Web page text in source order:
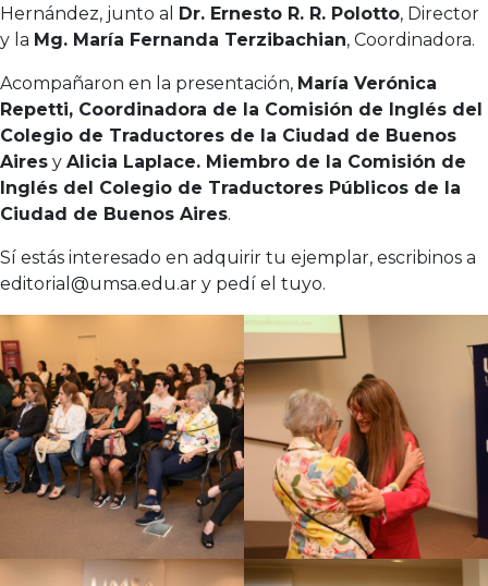
Hernández, junto al Dr. Ernesto R. R. Polotto, Director
y la Mg. María Fernanda Terzibachian, Coordinadora.
Acompañaron en la presentación, María Verónica
Repetti, Coordinadora de la Comisión de Inglés del
Colegio de Traductores de la Ciudad de Buenos
Aires y Alicia Laplace. Miembro de la Comisión de
Inglés del Colegio de Traductores Públicos de la
Ciudad de Buenos Aires.
Sí estás interesado en adquirir tu ejemplar, escribinos a
editorial@umsa.edu.ar y pedí el tuyo.